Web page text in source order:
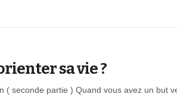
sa vie ?
( seconde partie ) Quand vous avez un but